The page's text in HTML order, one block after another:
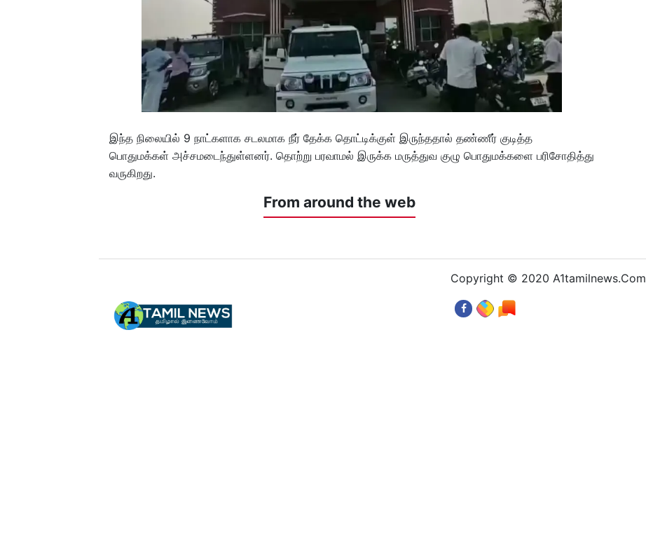
இந்த நிலையில் 9 நாட்களாக சடலமாக நீர் தேக்க தொட்டிக்குள் இருந்ததால் தண்ணீர் குடித்த
பொதுமக்கள் அச்சமடைந்துள்ளனர். தொற்று பரவாமல் இருக்க மருத்துவ குழு பொதுமக்களை பரிசோதித்து
வருகிறது.
From around the web
Copyright © 2020 A1tamilnews.Com